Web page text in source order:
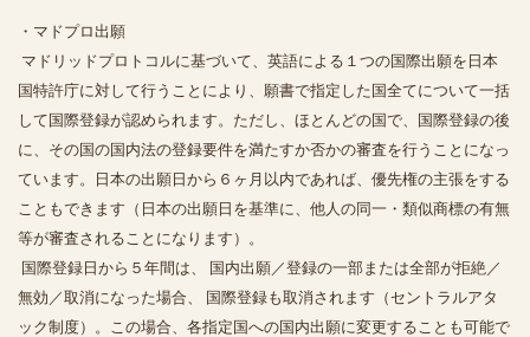
・マドプロ出願
マドリッドプロトコルに基づいて、英語による１つの国際出願を日本
国特許庁に対して行うことにより、願書で指定した国全てについて一括
して国際登録が認められます。ただし、ほとんどの国で、国際登録の後
に、その国の国内法の登録要件を満たすか否かの審査を行うことになっ
ています。日本の出願日から６ヶ月以内であれば、優先権の主張をする
こともできます（日本の出願日を基準に、他人の同一・類似商標の有無
等が審査されることになります）。
国際登録日から５年間は、 国内出願／登録の一部または全部が拒絶／
無効／取消になった場合、 国際登録も取消されます（セントラルアタ
ック制度）。この場合、各指定国への国内出願に変更することも可能で